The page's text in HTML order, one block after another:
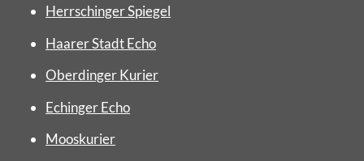
Herrschinger Spiegel
Haarer Stadt Echo
Oberdinger Kurier
Echinger Echo
Mooskurier